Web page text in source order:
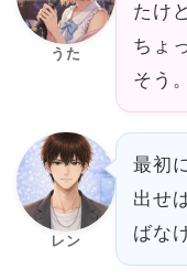
うた
たけ
ちょ
そう。
レン
最初
出せ
ばな